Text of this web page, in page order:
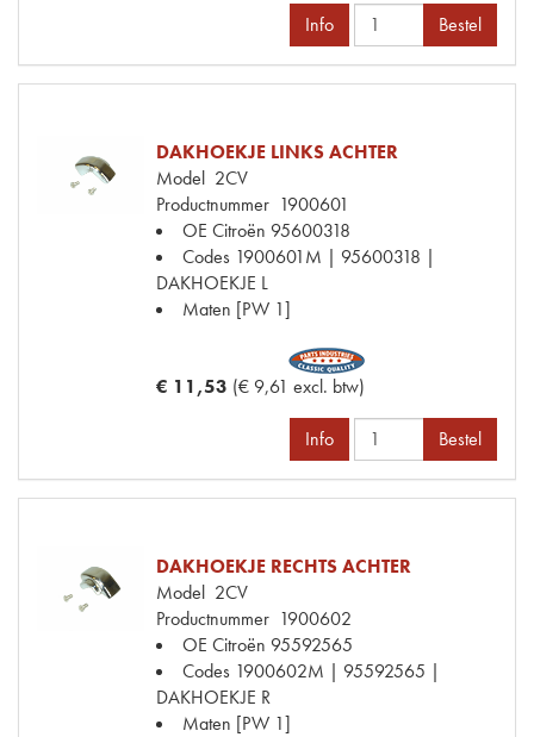
Info Bestel
DAKHOEKJE LINKS ACHTER
Model 2CV
Productnummer 1900601
OE Citroën 95600318
Codes 1900601M | 95600318 |
DAKHOEKJE L
Maten [PW 1]
€ 11,53 (€ 9,61 excl. btw)
Info Bestel
DAKHOEKJE RECHTS ACHTER
Model 2CV
Productnummer 1900602
OE Citroën 95592565
Codes 1900602M | 95592565 |
DAKHOEKJE R
Maten [PW 1]